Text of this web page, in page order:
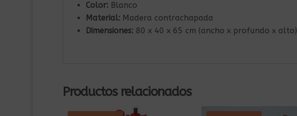
Color:Blanco
Material:Madera contrachapada
Dimensiones:80 x 40 x 65 cm (ancho x profundo x alto)
Productos relacionados